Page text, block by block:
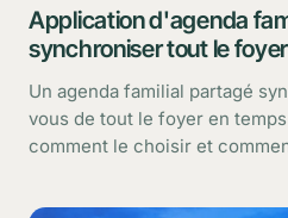
Application d'agenda
synchroniser tout le foyer
Un agenda familial partagé
vous de tout le foyer en
comment le choisir et